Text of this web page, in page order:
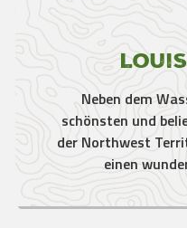
Neben dem
schönsten und
der Northwest
einen